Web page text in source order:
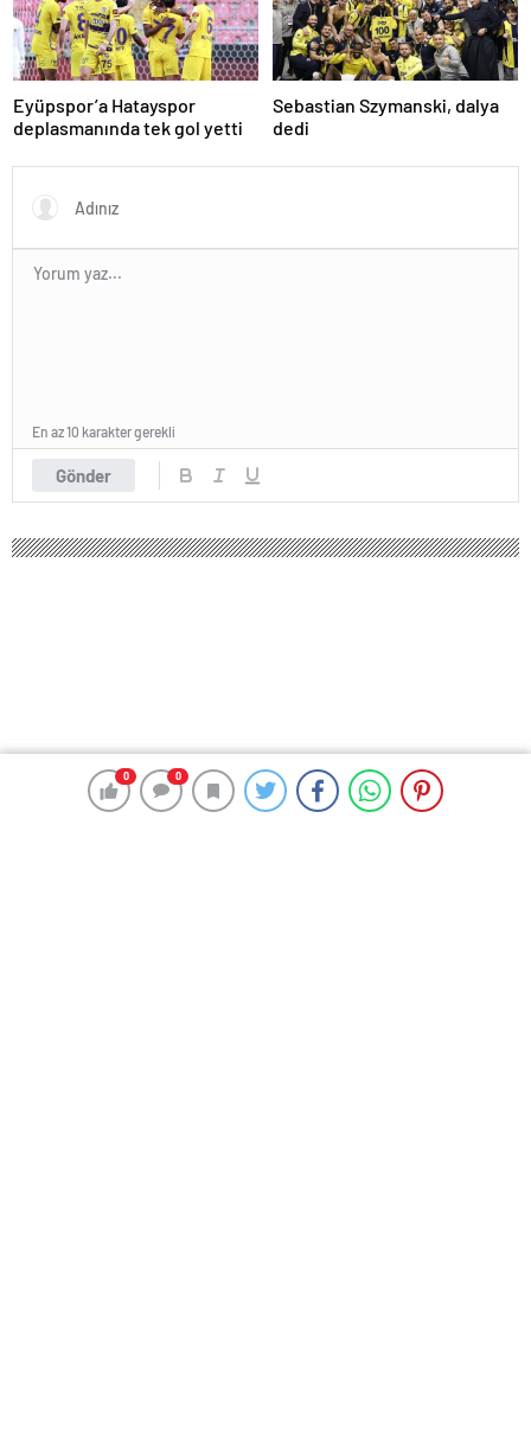
0 0
Eyüpspor’a Hatayspor
deplasmanında tek gol yetti
Sebastian Szymanski, dalya
dedi
Gönder
En az 10 karakter gerekli
0 0